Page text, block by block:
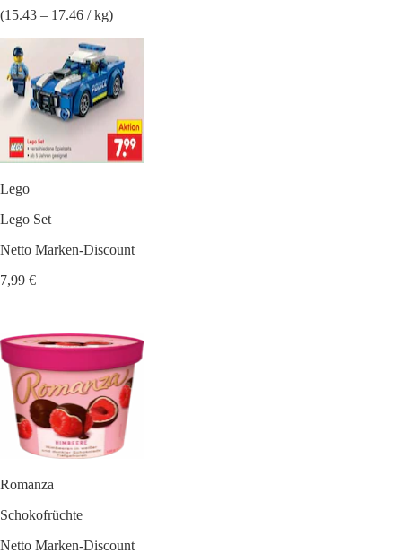
(15.43 – 17.46 / kg)
Lego
Lego Set
Netto Marken-Discount
7,99 €
Romanza
Schokofrüchte
Netto Marken-Discount